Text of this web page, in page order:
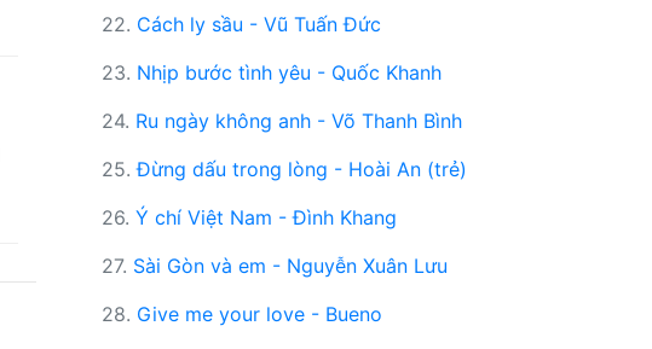
22. Cách ly sầu - Vũ Tuấn Đức
23. Nhịp bước tình yêu - Quốc Khanh
24. Ru ngày không anh - Võ Thanh Bình
25.Đừng dấu trong lòng - Hoài An (trẻ)
26. Ý chí Việt Nam - Đình Khang
27. Sài Gòn và em - Nguyễn Xuân Lưu
28. Give me your love - Bueno